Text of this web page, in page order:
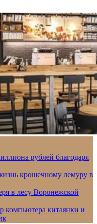
рублей благодаря
крошечному лемуру в
в лесу Воронежской
компьютера китаянки и